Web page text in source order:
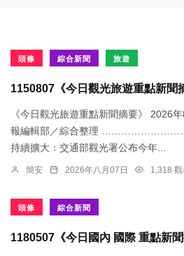
頭條 綜合新聞 旅遊
1150807《今日觀光旅遊重點新聞
《今日觀光旅遊重點新聞摘要》 2026
報編輯部／綜合整理
持續擴大：交通部觀光署公布今年...
簡安 2026年八月07日 1,318
頭條 綜合新聞
1180507《今日國內 國際 重點新聞